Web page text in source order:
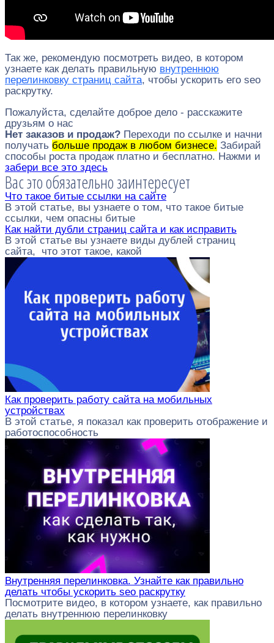
Так же, рекомендую посмотреть видео, в котором
узнаете как делать правильную внутреннюю
перелинковку страниц сайта, чтобы ускорить его seo
раскрутку.
Пожалуйста, сделайте доброе дело - расскажите
друзьям о нас
Нет заказов и продаж? Переходи по ссылке и начни
получать больше продаж в любом бизнесе. Забирай
способы роста продаж платно и бесплатно. Нажми и
забери все это здесь
Вас это обязательно заинтересует
Что такое битые ссылки на сайте
В этой статье, вы узнаете о том, что такое битые
ссылки, чем опасны битые
Как найти дубли страниц сайта и как исправить
В этой статье вы узнаете виды дублей страниц
сайта, что этот такое, какой
Как проверить работу сайта на мобильных
устройствах
В этой статье, я показал как проверить отображение и
работоспособность
Внутренняя перелинковка. Узнайте как правильно
делать чтобы ускорить seo раскрутку
Посмотрите видео, в котором узнаете, как правильно
делать внутреннюю перелинковку